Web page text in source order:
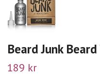
Beard Junk
189 kr